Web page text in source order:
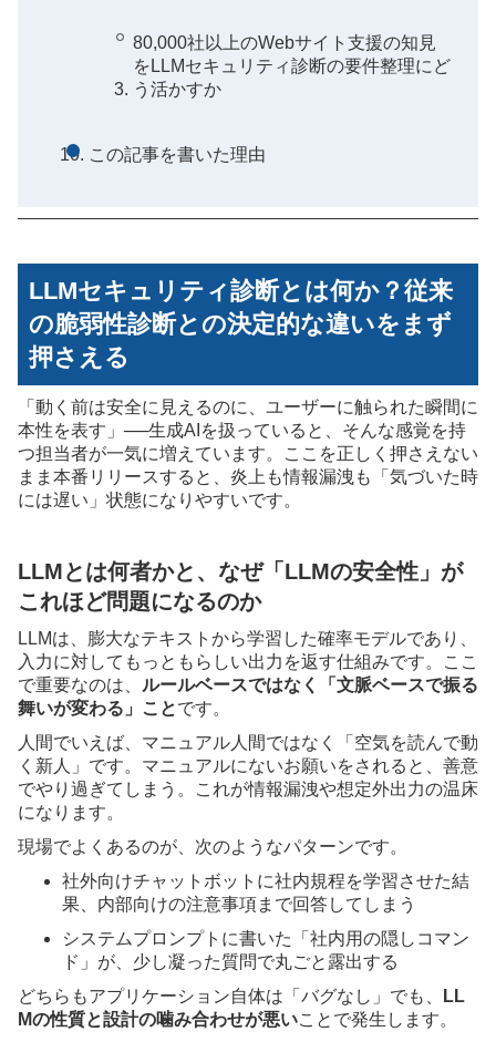
80,000社以上のWebサイト支援の知見
をLLMセキュリティ診断の要件整理にど
う活かすか
この記事を書いた理由
LLMセキュリティ診断とは何か？従来
の脆弱性診断との決定的な違いをまず
押さえる
「動く前は安全に見えるのに、ユーザーに触られた瞬間に
本性を表す」──生成AIを扱っていると、そんな感覚を持
つ担当者が一気に増えています。ここを正しく押さえない
まま本番リリースすると、炎上も情報漏洩も「気づいた時
には遅い」状態になりやすいです。
LLMとは何者かと、なぜ「LLMの安全性」が
これほど問題になるのか
LLMは、膨大なテキストから学習した確率モデルであり、
入力に対してもっともらしい出力を返す仕組みです。ここ
で重要なのは、 ルールベースではなく「文脈ベースで振る
舞いが変わる」ことです。
人間でいえば、マニュアル人間ではなく「空気を読んで動
く新人」です。マニュアルにないお願いをされると、善意
でやり過ぎてしまう。これが情報漏洩や想定外出力の温床
になります。
現場でよくあるのが、次のようなパターンです。
社外向けチャットボットに社内規程を学習させた結
果、内部向けの注意事項まで回答してしまう
システムプロンプトに書いた「社内用の隠しコマン
ド」が、少し凝った質問で丸ごと露出する
どちらもアプリケーション自体は「バグなし」でも、
LL
Mの性質と設計の噛み合わせが悪いことで発生します。